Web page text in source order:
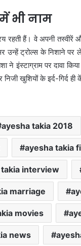
भी नाम
हैं। वे अपनी तस्वीरें
ट्रोल्स के निशाने पर
इंस्टाग्राम पर दावा
खुशियों के इर्द-गिर्द ही
ayesha takia 2018
ayesha takia
interview
marriage
movies
news